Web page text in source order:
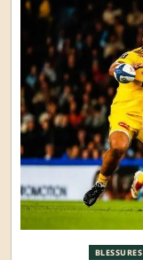
BLESSURES